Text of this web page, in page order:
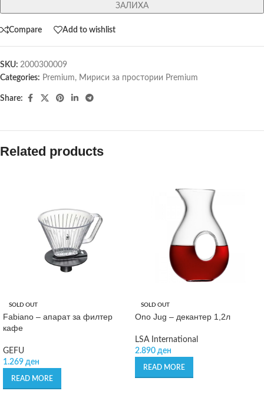
ЗАЛИХА
Compare Add to wishlist
SKU: 2000300009
Categories: Premium, Мириси за простории Premium
Share:
Related products
SOLD OUT
Fabiano – апарат за филтер
кафе
GEFU
1.269 ден
READ MORE
SOLD OUT
Ono Jug – декантер 1,2л
LSA International
2.890 ден
READ MORE